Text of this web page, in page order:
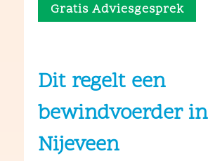
Gratis Adviesgesprek
Dit regelt een
bewindvoerder in
Nijeveen